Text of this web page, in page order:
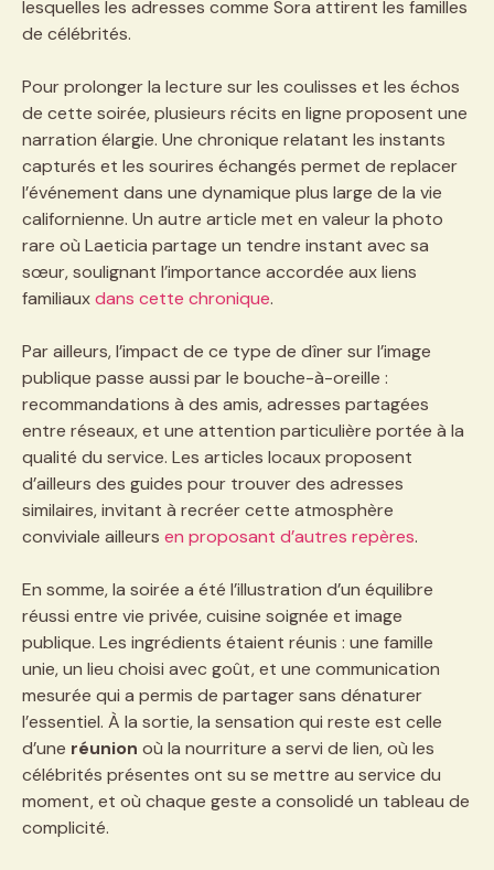
lesquelles les adresses comme Sora attirent les familles
de célébrités.
Pour prolonger la lecture sur les coulisses et les échos
de cette soirée, plusieurs récits en ligne proposent une
narration élargie. Une chronique relatant les instants
capturés et les sourires échangés permet de replacer
l’événement dans une dynamique plus large de la vie
californienne. Un autre article met en valeur la photo
rare où Laeticia partage un tendre instant avec sa
sœur, soulignant l’importance accordée aux liens
familiauxdans cette chronique.
Par ailleurs, l’impact de ce type de dîner sur l’image
publique passe aussi par le bouche-à-oreille :
recommandations à des amis, adresses partagées
entre réseaux, et une attention particulière portée à la
qualité du service. Les articles locaux proposent
d’ailleurs des guides pour trouver des adresses
similaires, invitant à recréer cette atmosphère
conviviale ailleurs en proposant d’autres repères.
En somme, la soirée a été l’illustration d’un équilibre
réussi entre vie privée, cuisine soignée et image
publique. Les ingrédients étaient réunis : une famille
unie, un lieu choisi avec goût, et une communication
mesurée qui a permis de partager sans dénaturer
l’essentiel. À la sortie, la sensation qui reste est celle
d’une réunion où la nourriture a servi de lien, où les
célébrités présentes ont su se mettre au service du
moment, et où chaque geste a consolidé un tableau de
complicité.